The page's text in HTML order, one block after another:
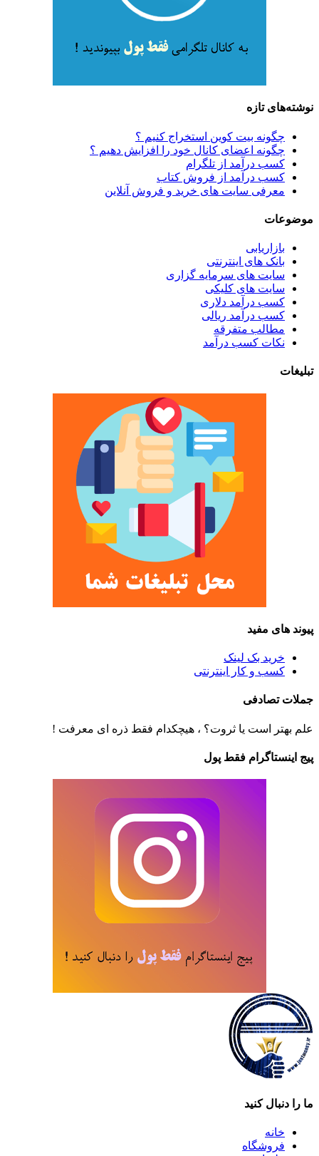
نوشته‌های تازه
چگونه بیت کوین استخراج کنیم ؟
چگونه اعضای کانال خود را افزایش دهیم ؟
کسب درآمد از تلگرام
کسب درآمد از فروش کتاب
معرفی سایت های خرید و فروش آنلاین
موضوعات
بازاریابی
بانک های اینترنتی
سایت های سرمایه گزاری
سایت های کلیکی
کسب درآمد دلاری
کسب درآمد ریالی
مطالب متفرقه
نکات کسب درآمد
تبلیغات
پیوند های مفید
خرید بک لینک
کسب و کار اینترنتی
جملات تصادفی
علم بهتر است یا ثروت؟ ، هیچکدام فقط ذره ای معرفت !
پیج اینستاگرام فقط پول
ما را دنبال کنید
خانه
فروشگاه